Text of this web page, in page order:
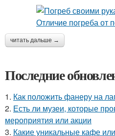
читать дальше →
Последние
1. Как положить фанеру на
2. Есть ли музеи, которые
мероприятия или акции
3. Какие уникальные кафе